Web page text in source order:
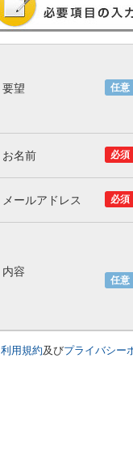
任意
要望
必須
お名前
必須
メールアドレス
任意
内容
利用規約及びプライバシー